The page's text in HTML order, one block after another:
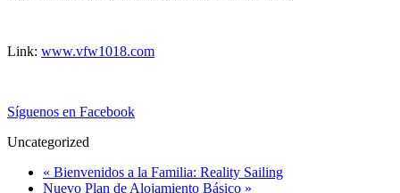
Link: www.vfw1018.com
Síguenos en Facebook
Uncategorized
« Bienvenidos a la Familia: Reality Sailing
Nuevo Plan de Alojamiento Básico »